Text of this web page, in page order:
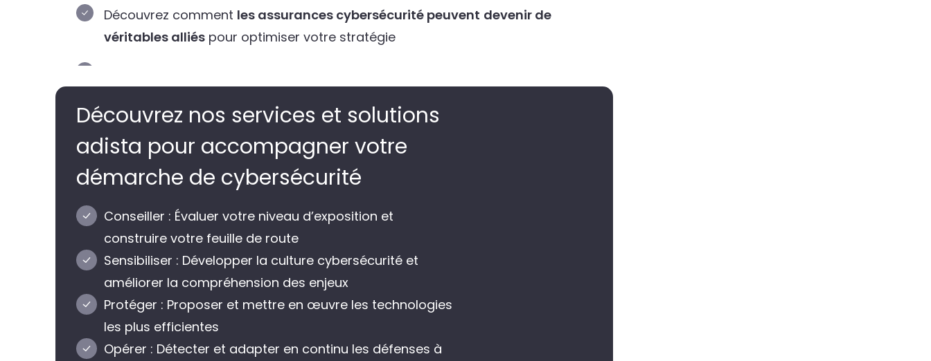
Découvrez comment les assurances cybersécurité peuvent devenir de
véritables alliés pour optimiser votre stratégie
Découvrez nos services et solutions
adista pour accompagner votre
démarche de cybersécurité
Conseiller : Évaluer votre niveau d’exposition et
construire votre feuille de route
Sensibiliser : Développer la culture cybersécurité​ et
améliorer la compréhension des enjeux
Protéger : Proposer et mettre en œuvre​ les technologies
les plus efficientes
Opérer : Détecter et adapter en continu​ les défenses à